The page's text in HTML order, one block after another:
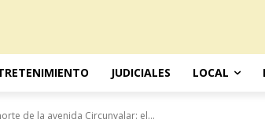
JUDICIALES LOCAL
de la avenida Circunvalar: el...